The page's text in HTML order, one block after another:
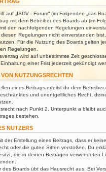
auf „ISDV - Forum“ (im Folgenden „das
mit dem Betreiber des Boards ab (im
den nachfolgenden Regelungen
Regelungen nicht einverstanden
Für die Nutzung des Boards gelten
Regelungen.
wird auf unbestimmte Zeit
einer Frist jederzeit gekündigt
NUTZUNGSRECHTEN
eines Beitrags erteilst du dem
und unentgeltliches Recht,
nach Punkt 2, Unterpunkt a bleibt
bestehen.
NUTZERS
der Erstellung eines Beitrags, dass er
oder die guten Sitten verstoßen. Du
die in deinen Beiträgen verwendeten
des Boards übt das Hausrecht aus. Bei